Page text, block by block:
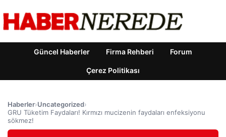
Güncel Haberler Firma Rehberi Forum
Çerez Politikası
Haberler›Uncategorized›
GRU Tüketim Faydaları! Kırmızı mucizenin faydaları enfeksiyonu
sökmez!